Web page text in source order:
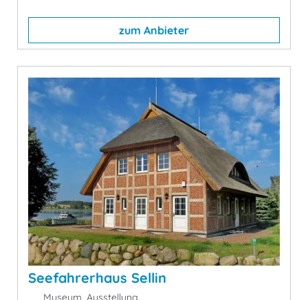
zum Anbieter
Seefahrerhaus Sellin
Museum, Ausstellung